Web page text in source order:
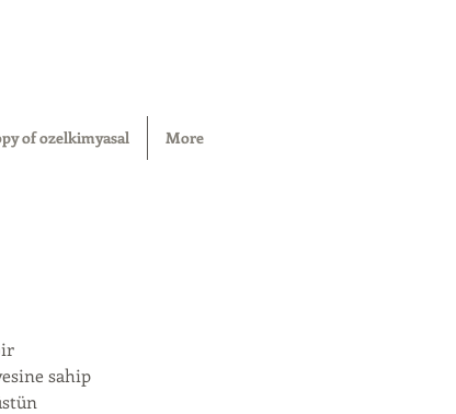
of ozelkimyasal More
sahip